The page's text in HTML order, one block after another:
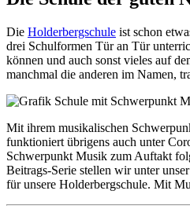
Die Holderbergschule ist schon
drei Schulformen Tür an Tür
können und auch sonst vieles auf
manchmal die anderen im Namen,
Mit ihrem musikalischen
funktioniert übrigens auch unter
Schwerpunkt Musik zum Auftakt
Beitrags-Serie stellen wir unter
für unsere Holderbergschule. Mit